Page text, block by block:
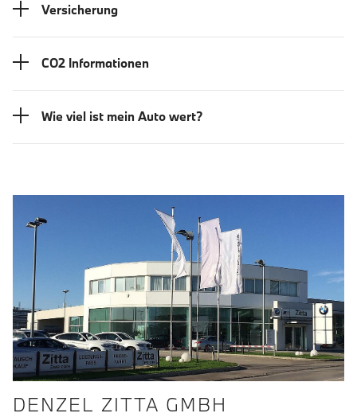
Versicherung
CO2 Informationen
Wie viel ist mein Auto wert?
DENZEL ZITTA GMBH